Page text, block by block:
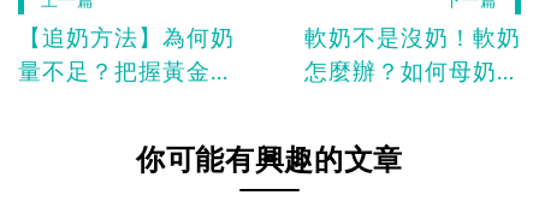
【追奶方法】為何奶
量不足？把握黃金追
軟奶不是沒奶！軟奶
怎麼辦？如何母奶供
你可能有興趣的文章